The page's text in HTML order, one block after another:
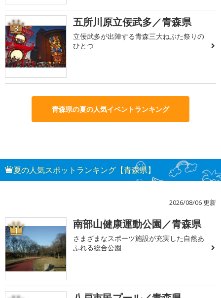
3 五所川原立佞武多／青森県
立佞武多が出陣する青森三大ねぶた祭りの
ひとつ
青森県の夏の人気イベントランキング
夏の人気スポットランキング【青森県】
2026/08/06 更新
1 南部山健康運動公園／青森県
さまざまなスポーツ施設が充実した自然あ
ふれる総合公園